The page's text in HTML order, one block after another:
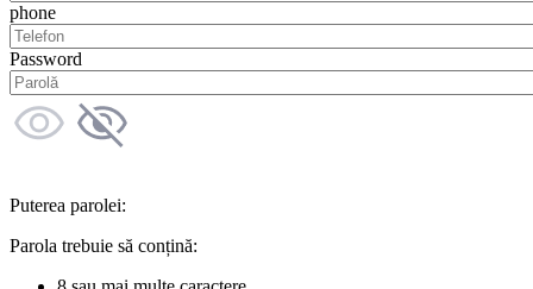
phone
Password
Puterea parolei:
Parola trebuie să conțină: